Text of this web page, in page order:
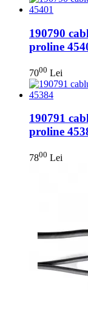
190790
proline
7000 Lei
190791
proline
7800 Lei